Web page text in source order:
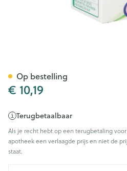
€ 10,19
Terugbetaalbaar
Als je recht hebt op een terugbetaling
apotheek een verlaagde prijs en niet de
staat.
Op bestelling